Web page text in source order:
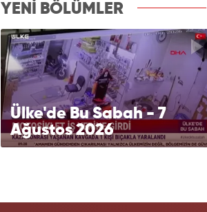
YENİ BÖLÜMLER
Ülke'de Bu Sabah - 7
Ağustos 2026